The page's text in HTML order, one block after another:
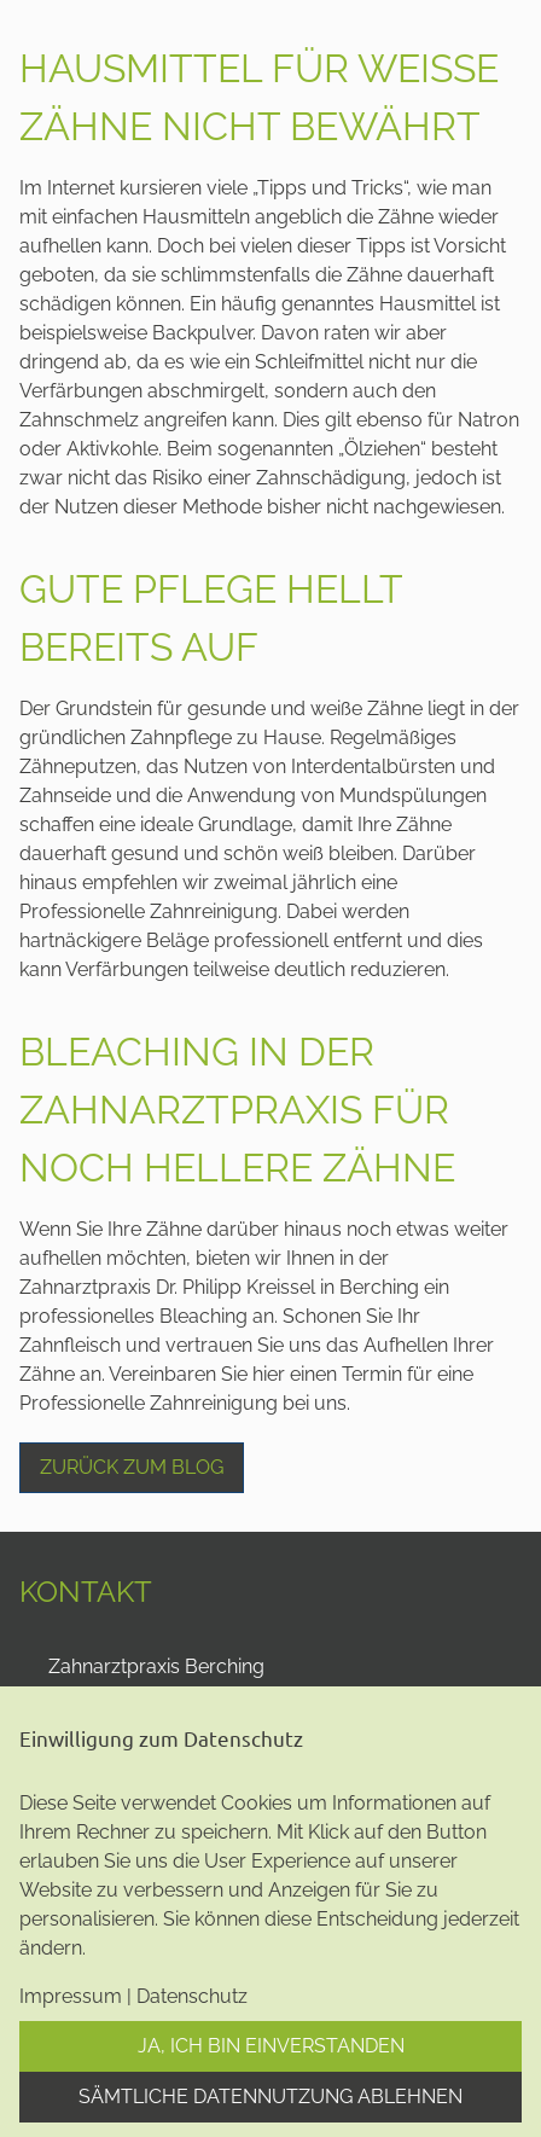
HAUSMITTEL FÜR WEISSE Z
ÄHNE NICHT BEWÄHRT
Im Internet kursieren viele „Tipps und Tricks“, wie man
mit einfachen Hausmitteln angeblich die Zähne wieder
aufhellen kann. Doch bei vielen dieser Tipps ist Vorsicht
geboten, da sie schlimmstenfalls die Zähne dauerhaft
schädigen können. Ein häufig genanntes Hausmittel ist
beispielsweise Backpulver. Davon raten wir aber
dringend ab, da es wie ein Schleifmittel nicht nur die
Verfärbungen abschmirgelt, sondern auch den
Zahnschmelz angreifen kann. Dies gilt ebenso für Natron
oder Aktivkohle. Beim sogenannten „Ölziehen“ besteht
zwar nicht das Risiko einer Zahnschädigung, jedoch ist
der Nutzen dieser Methode bisher nicht nachgewiesen.
GUTE PFLEGE HELLT
BEREITS AUF
Der Grundstein für gesunde und weiße Zähne liegt in der
gründlichen Zahnpflege zu Hause. Regelmäßiges
Zähneputzen, das Nutzen von Interdentalbürsten und
Zahnseide und die Anwendung von Mundspülungen
schaffen eine ideale Grundlage, damit Ihre Zähne
dauerhaft gesund und schön weiß bleiben. Darüber
hinaus empfehlen wir zweimal jährlich eine
Professionelle Zahnreinigung. Dabei werden
hartnäckigere Beläge professionell entfernt und dies
kann Verfärbungen teilweise deutlich reduzieren.
BLEACHING IN DER
ZAHNARZTPRAXIS FÜR
NOCH HELLERE ZÄHNE
Wenn Sie Ihre Zähne darüber hinaus noch etwas weiter
aufhellen möchten, bieten wir Ihnen in der
Zahnarztpraxis Dr. Philipp Kreissel in Berching ein
professionelles Bleaching an. Schonen Sie Ihr
Zahnfleisch und vertrauen Sie uns das Aufhellen Ihrer
Zähne an. Vereinbaren Sie hier einen Termin für eine
Professionelle Zahnreinigung bei uns.
ZURÜCK ZUM BLOG
KONTAKT
Zahnarztpraxis Berching
92334 Berching
info@zahnarzt-berching.de
Impressum |Datenschutz
Einwilligung zum Datenschutz
Diese Seite verwendet Cookies um Informationen auf
Ihrem Rechner zu speichern. Mit Klick auf den Button
erlauben Sie uns die User Experience auf unserer
Website zu verbessern und Anzeigen für Sie zu
personalisieren. Sie können diese Entscheidung jederzeit
ändern.
Impressum | Datenschutz
JA, ICH BIN EINVERSTANDEN
SÄMTLICHE DATENNUTZUNG ABLEHNEN